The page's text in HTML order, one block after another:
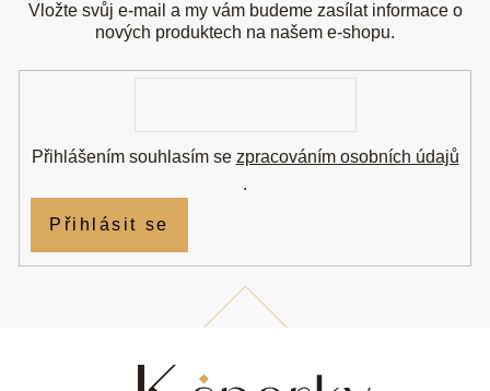
Vložte svůj e-mail a my vám budeme zasílat informace o
nových produktech na našem e-shopu.
Přihlášením souhlasím se zpracováním osobních údajů
.
Přihlásit se